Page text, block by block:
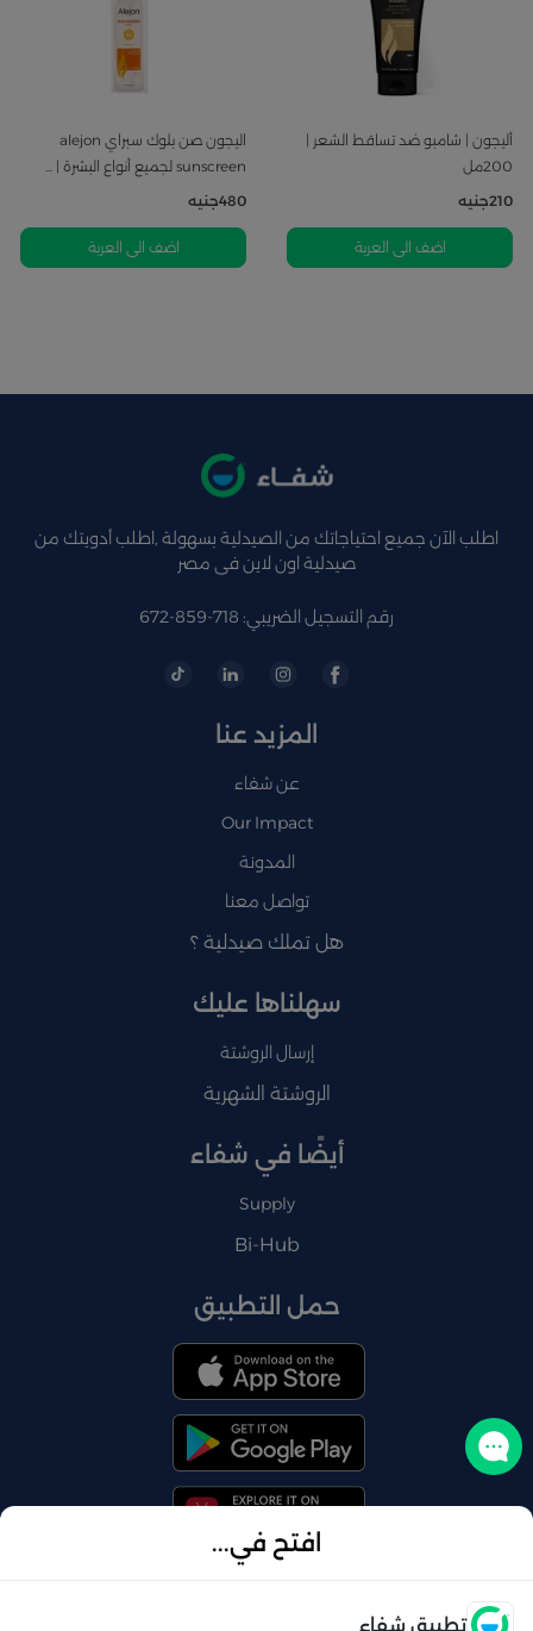
أليجون | شامبو ضد تساقط الشعر |
200مل
210جنيه
اضف الى العربة
اليجون صن بلوك سبراي alejon
sunscreen لجميع أنواع البشرة | ...
480جنيه
اضف الى العربة
افتح في...
تطبيق شفاء
اطلب الآن جميع احتياجاتك من الصيدلية بسهولة ,اطلب أدويتك من
صيدلية اون لاين فى مصر
رقم التسجيل الضريبي: 718-859-672
المزيد عنا
عن شفاء
Our Impact
المدونة
تواصل معنا
هل تملك صيدلية ؟
سهلناها عليك
إرسال الروشتة
الروشتة الشهرية
أيضًا في شفاء
Supply
Bi-Hub
حمل التطبيق
تواصل معنا